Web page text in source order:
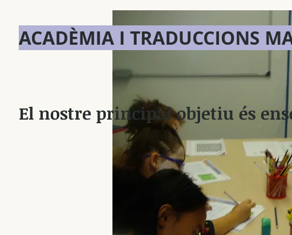
ACADÈMIA I TRADUCCIONS
El nostre principal objetiu és